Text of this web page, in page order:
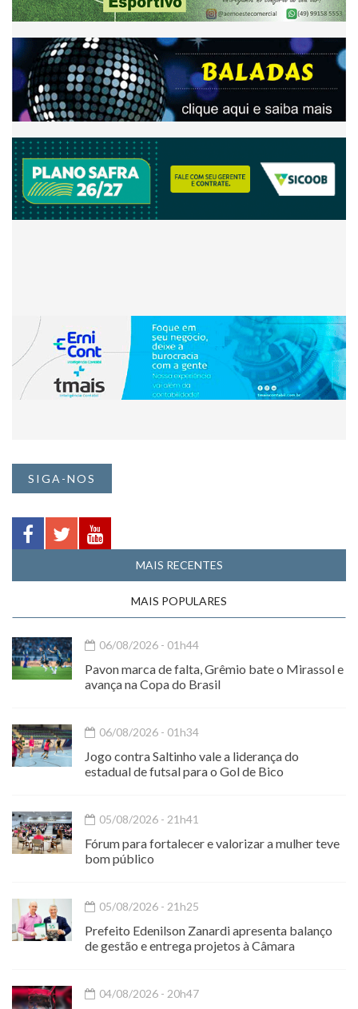
SIGA-NOS
MAIS RECENTES
MAIS POPULARES
06/08/2026 - 01h44
Pavon marca de falta, Grêmio bate o Mirassol e
avança na Copa do Brasil
06/08/2026 - 01h34
Jogo contra Saltinho vale a liderança do
estadual de futsal para o Gol de Bico
05/08/2026 - 21h41
Fórum para fortalecer e valorizar a mulher teve
bom público
05/08/2026 - 21h25
Prefeito Edenilson Zanardi apresenta balanço
de gestão e entrega projetos à Câmara
04/08/2026 - 20h47